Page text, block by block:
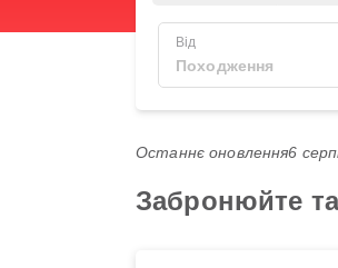
Від
Останнє оновлення6
Забронюйте